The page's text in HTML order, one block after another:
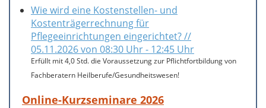
Wie wird eine Kostenstellen- und
Kostenträgerrechnung für
Pflegeeinrichtungen eingerichtet? //
05.11.2026 von 08:30 Uhr - 12:45 Uhr
Erfüllt mit 4,0 Std. die Voraussetzung zur Pflichtfortbildung von
Fachberatern Heilberufe/Gesundheitswesen!
Online-Kurzseminare 2026